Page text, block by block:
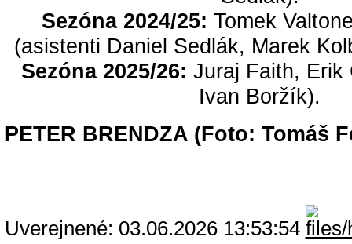
Sezóna 2024/25: Tomek
(asistenti Daniel Sedlák, Marek
Sezóna 2025/26: Juraj Faith, Erik
Ivan Boržík).
PETER BRENDZA (Foto: Tomáš
Uverejnené: 03.06.2026 13:53:54